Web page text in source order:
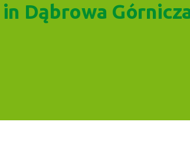
Dąbrowa